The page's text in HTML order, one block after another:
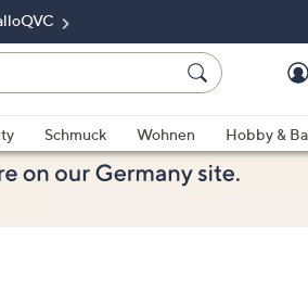
Schmuck Wohnen Hobby &